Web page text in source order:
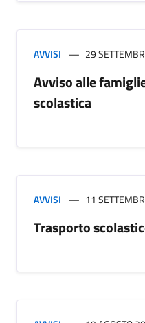
AVVISI 29
Avviso alle
scolastica
AVVISI 11
Trasporto